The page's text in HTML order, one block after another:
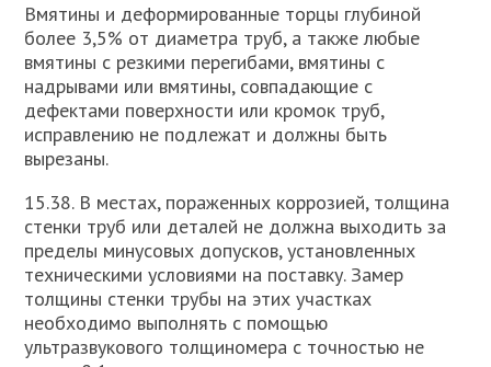
Вмятины и деформированные торцы глубиной
более 3,5% от диаметра труб, а также любые
вмятины с резкими перегибами, вмятины с
надрывами или вмятины, совпадающие с
дефектами поверхности или кромок труб,
исправлению не подлежат и должны быть
вырезаны.
15.38. В местах, пораженных коррозией, толщина
стенки труб или деталей не должна выходить за
пределы минусовых допусков, установленных
техническими условиями на поставку. Замер
толщины стенки трубы на этих участках
необходимо выполнять с помощью
ультразвукового толщиномера с точностью не